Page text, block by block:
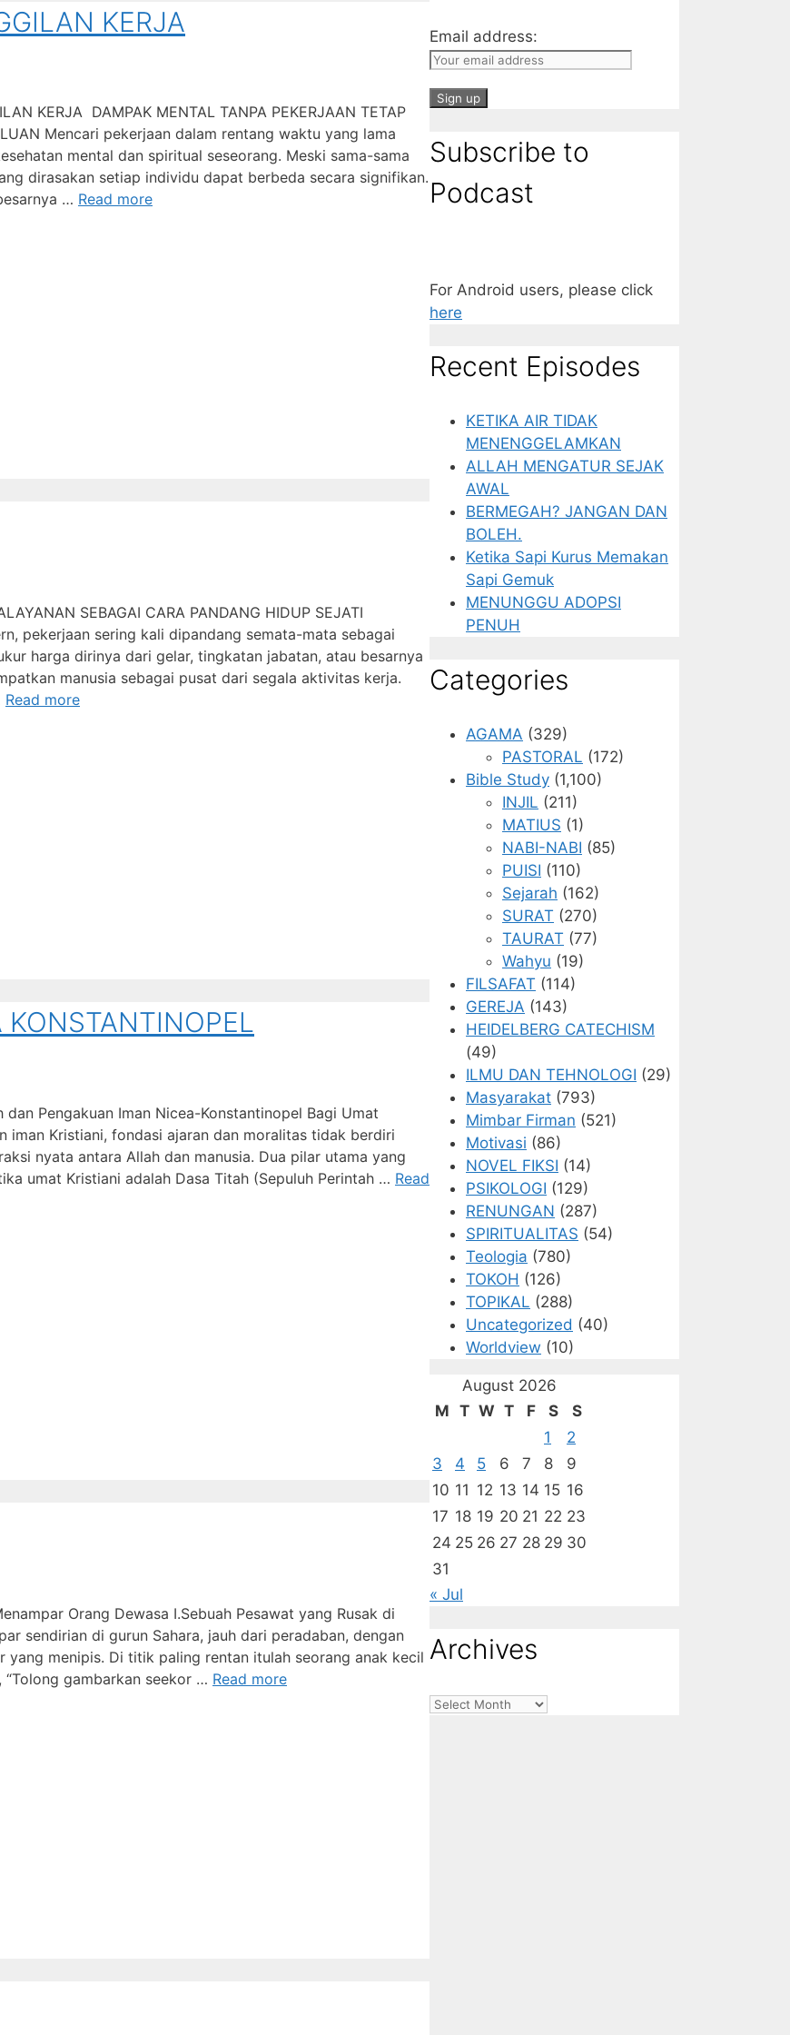
KERJA
KERJA DAMPAK MENTAL TANPA PEKERJAAN TETAP
Mencari pekerjaan dalam rentang waktu yang lama
mental dan spiritual seseorang. Meski sama-sama
dirasakan setiap individu dapat berbeda secara signifikan.
… Read more
SEBAGAI CARA PANDANG HIDUP SEJATI
pekerjaan sering kali dipandang semata-mata sebagai
harga dirinya dari gelar, tingkatan jabatan, atau besarnya
manusia sebagai pusat dari segala aktivitas kerja.
Read more
Pengakuan Iman Nicea-Konstantinopel Bagi Umat
iman Kristiani, fondasi ajaran dan moralitas tidak berdiri
nyata antara Allah dan manusia. Dua pilar utama yang
umat Kristiani adalah Dasa Titah (Sepuluh Perintah … Read
Orang Dewasa I.Sebuah Pesawat yang Rusak di
sendirian di gurun Sahara, jauh dari peradaban, dengan
yang menipis. Di titik paling rentan itulah seorang anak kecil
gambarkan seekor … Read more
Email address:
Subscribe to
Podcast
For Android users, please click
here
Recent Episodes
KETIKA AIR TIDAK
MENENGGELAMKAN
ALLAH MENGATUR SEJAK
AWAL
BERMEGAH? JANGAN DAN
BOLEH.
Ketika Sapi Kurus Memakan
Sapi Gemuk
MENUNGGU ADOPSI
PENUH
Categories
AGAMA (329)
PASTORAL (172)
Bible Study (1,100)
INJIL (211)
MATIUS (1)
NABI-NABI (85)
PUISI (110)
Sejarah (162)
SURAT (270)
TAURAT (77)
Wahyu (19)
FILSAFAT (114)
GEREJA (143)
HEIDELBERG CATECHISM
(49)
ILMU DAN TEHNOLOGI (29)
Masyarakat (793)
Mimbar Firman (521)
Motivasi (86)
NOVEL FIKSI (14)
PSIKOLOGI (129)
RENUNGAN (287)
SPIRITUALITAS (54)
Teologia (780)
TOKOH (126)
TOPIKAL (288)
Uncategorized (40)
Worldview (10)
August 2026
M T W T F S
S
1
2
3
4 5 6 7 8
9
10 11 12 13 14 15 16
17 18 19 20 21 22 23
24 25 26 27 28 29 30
31
« Jul
Archives
Archives